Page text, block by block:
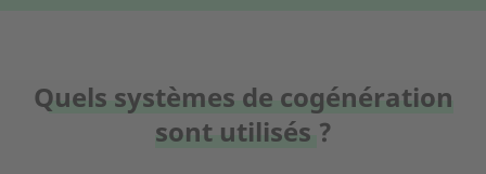
Quels systèmes de cogénération
sont utilisés ?